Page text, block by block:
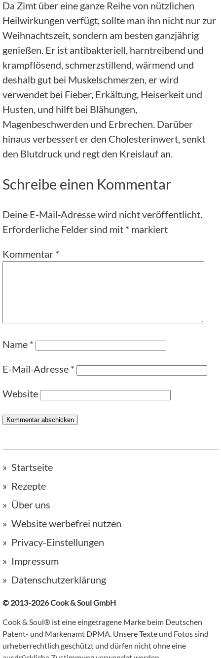
Da Zimt über eine ganze Reihe von nützlichen
Heilwirkungen verfügt, sollte man ihn nicht nur zur
Weihnachtszeit, sondern am besten ganzjährig
genießen. Er ist antibakteriell, harntreibend und
krampflösend, schmerzstillend, wärmend und
deshalb gut bei Muskelschmerzen, er wird
verwendet bei Fieber, Erkältung, Heiserkeit und
Husten, und hilft bei Blähungen,
Magenbeschwerden und Erbrechen. Darüber
hinaus verbessert er den Cholesterinwert, senkt
den Blutdruck und regt den Kreislauf an.
Schreibe einen Kommentar
Deine E-Mail-Adresse wird nicht veröffentlicht.
Erforderliche Felder sind mit * markiert
Kommentar *
Name *
E-Mail-Adresse *
Website
Startseite
Rezepte
Über uns
Website werbefrei nutzen
Privacy-Einstellungen
Impressum
Datenschutzerklärung
© 2013-2026 Cook & Soul GmbH
Cook & Soul® ist eine eingetragene Marke beim Deutschen
Patent- und Markenamt DPMA. Unsere Texte und Fotos sind
urheberrechtlich geschützt und dürfen nicht ohne eine